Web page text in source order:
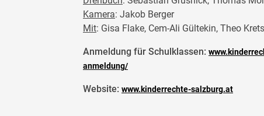
Kamera: Jakob Berger
Mit: Gisa Flake, Cem-Ali Gültekin, Theo
Anmeldung für Schulklassen:
anmeldung/
Website: www.kinderrechte-salzburg.at